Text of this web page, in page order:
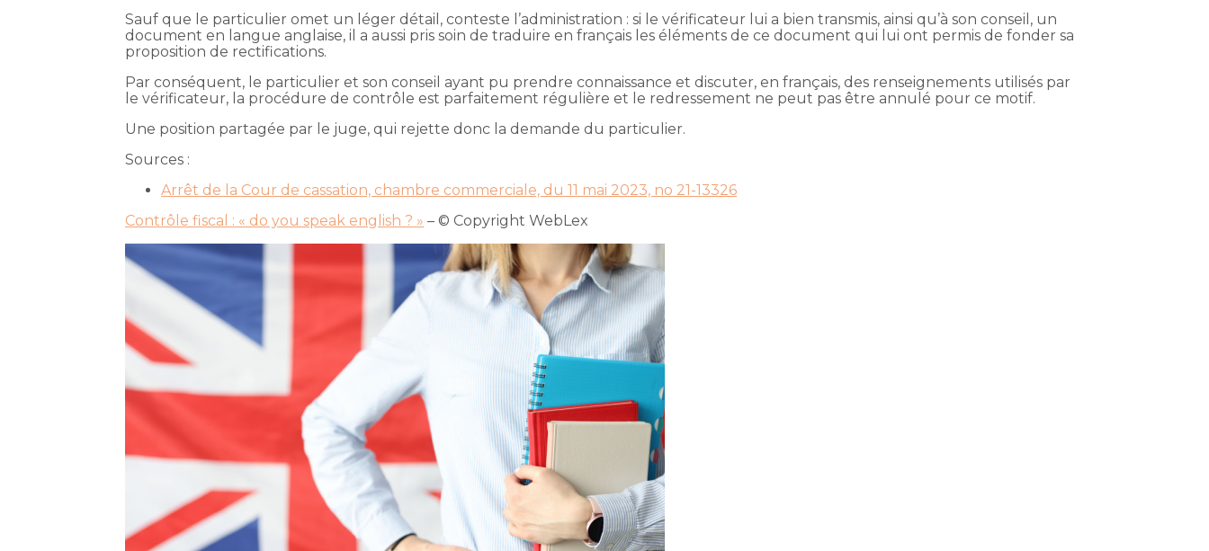
Sauf que le particulier omet un léger détail, conteste l’administration : si le vérificateur lui a bien transmis, ainsi qu’à son conseil, un
document en langue anglaise, il a aussi pris soin de traduire en français les éléments de ce document qui lui ont permis de fonder sa
proposition de rectifications.
Par conséquent, le particulier et son conseil ayant pu prendre connaissance et discuter, en français, des renseignements utilisés par
le vérificateur, la procédure de contrôle est parfaitement régulière et le redressement ne peut pas être annulé pour ce motif.
Une position partagée par le juge, qui rejette donc la demande du particulier.
Sources :
Arrêt de la Cour de cassation, chambre commerciale, du 11 mai 2023, no 21-13326
Contrôle fiscal : « do you speak english ? » – © Copyright WebLex